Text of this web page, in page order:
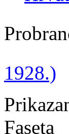
1928.)
Faseta